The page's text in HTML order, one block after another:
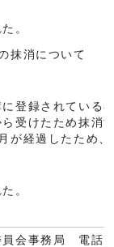
。
抹消について
登録されている
受けたため抹消
が経過したため
。
員会事務局 電